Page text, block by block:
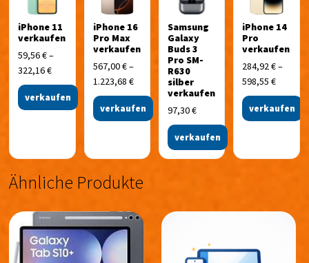
iPhone 11
verkaufen
59,56€–
322,16€
verkaufen
iPhone 16
Pro Max
verkaufen
567,00€–
1.223,68 €
verkaufen
Samsung
Galaxy
Buds 3
Pro SM-
R630
silber
verkaufen
97,30€
verkaufen
iPhone 14
Pro
verkaufen
284,92€–
598,55€
verkaufen
Ähnliche Produkte